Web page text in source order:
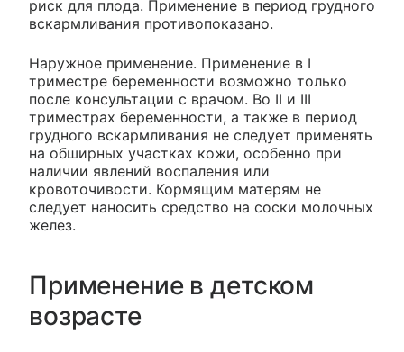
риск для плода. Применение в период грудного
вскармливания противопоказано.
Наружное применение. Применение в I
триместре беременности возможно только
после консультации с врачом. Во II и III
триместрах беременности, а также в период
грудного вскармливания не следует применять
на обширных участках кожи, особенно при
наличии явлений воспаления или
кровоточивости. Кормящим матерям не
следует наносить средство на соски молочных
желез.
Применение в детском
возрасте